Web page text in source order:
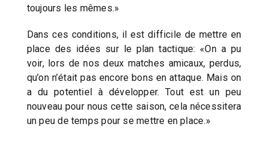
toujours les mêmes.»
Dans ces conditions, il est difficile de mettre en
place des idées sur le plan tactique: «On a pu
voir, lors de nos deux matches amicaux, perdus,
qu’on n’était pas encore bons en attaque. Mais on
a du potentiel à développer. Tout est un peu
nouveau pour nous cette saison, cela nécessitera
un peu de temps pour se mettre en place.»